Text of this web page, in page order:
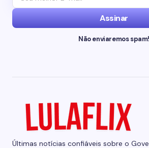
Assinar
Não enviaremos spam!
Últimas notícias confiáveis sobre o